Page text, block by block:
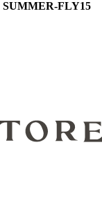
SUMMER-FLY15